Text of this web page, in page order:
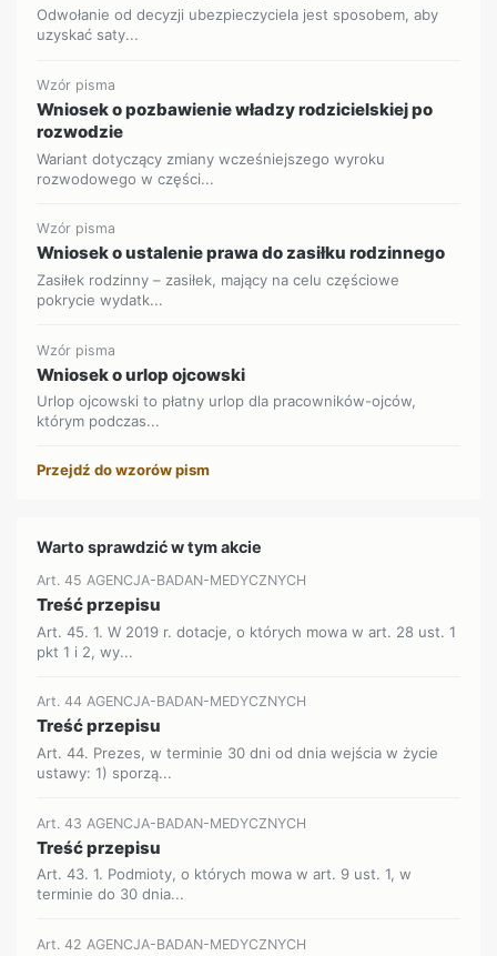
Odwołanie od decyzji ubezpieczyciela jest sposobem, aby
uzyskać saty...
Wzór pisma
Wniosek o pozbawienie władzy rodzicielskiej po
rozwodzie
Wariant dotyczący zmiany wcześniejszego wyroku
rozwodowego w części...
Wzór pisma
Wniosek o ustalenie prawa do zasiłku rodzinnego
Zasiłek rodzinny – zasiłek, mający na celu częściowe
pokrycie wydatk...
Wzór pisma
Wniosek o urlop ojcowski
Urlop ojcowski to płatny urlop dla pracowników-ojców,
którym podczas...
Przejdź do wzorów pism
Warto sprawdzić w tym akcie
Art. 45 AGENCJA-BADAN-MEDYCZNYCH
Treść przepisu
Art. 45. 1. W 2019 r. dotacje, o których mowa w art. 28 ust. 1
pkt 1 i 2, wy...
Art. 44 AGENCJA-BADAN-MEDYCZNYCH
Treść przepisu
Art. 44. Prezes, w terminie 30 dni od dnia wejścia w życie
ustawy: 1) sporzą...
Art. 43 AGENCJA-BADAN-MEDYCZNYCH
Treść przepisu
Art. 43. 1. Podmioty, o których mowa w art. 9 ust. 1, w
terminie do 30 dnia...
Art. 42 AGENCJA-BADAN-MEDYCZNYCH